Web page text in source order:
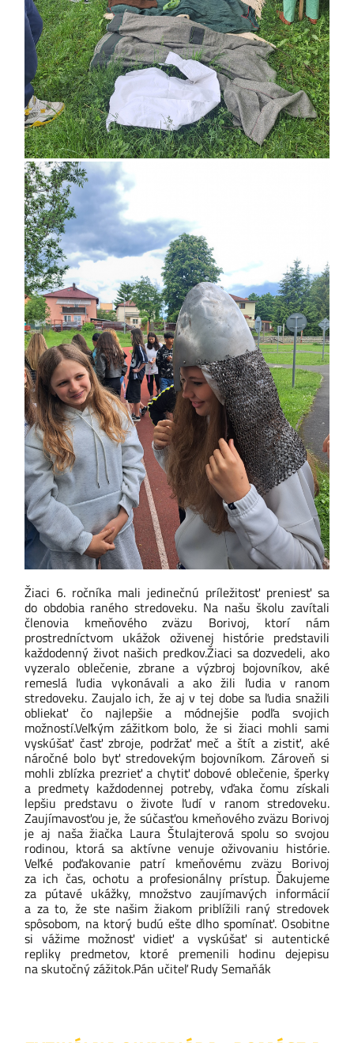
Žiaci 6. ročníka mali jedinečnú príležitosť preniesť sa
do obdobia raného stredoveku. Na našu školu zavítali
členovia kmeňového zväzu Borivoj, ktorí nám
prostredníctvom ukážok oživenej histórie predstavili
každodenný život našich predkov.Žiaci sa dozvedeli, ako
vyzeralo oblečenie, zbrane a výzbroj bojovníkov, aké
remeslá ľudia vykonávali a ako žili ľudia v ranom
stredoveku. Zaujalo ich, že aj v tej dobe sa ľudia snažili
obliekať čo najlepšie a módnejšie podľa svojich
možností.Veľkým zážitkom bolo, že si žiaci mohli sami
vyskúšať časť zbroje, podržať meč a štít a zistiť, aké
náročné bolo byť stredovekým bojovníkom. Zároveň si
mohli zblízka prezrieť a chytiť dobové oblečenie, šperky
a predmety každodennej potreby, vďaka čomu získali
lepšiu predstavu o živote ľudí v ranom stredoveku.
Zaujímavosťou je, že súčasťou kmeňového zväzu Borivoj
je aj naša žiačka Laura Štulajterová spolu so svojou
rodinou, ktorá sa aktívne venuje oživovaniu histórie.
Veľké poďakovanie patrí kmeňovému zväzu Borivoj
za ich čas, ochotu a profesionálny prístup. Ďakujeme
za pútavé ukážky, množstvo zaujímavých informácií
a za to, že ste našim žiakom priblížili raný stredovek
spôsobom, na ktorý budú ešte dlho spomínať. Osobitne
si vážime možnosť vidieť a vyskúšať si autentické
repliky predmetov, ktoré premenili hodinu dejepisu
na skutočný zážitok.Pán učiteľRudy Semaňák